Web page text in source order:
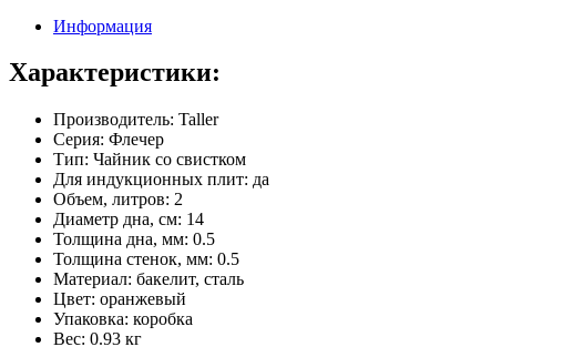
Информация
Характеристики:
Производитель: Taller
Серия: Флечер
Тип: Чайник со свистком
Для индукционных плит: да
Объем, литров: 2
Диаметр дна, см: 14
Толщина дна, мм: 0.5
Толщина стенок, мм: 0.5
Материал: бакелит, сталь
Цвет: оранжевый
Упаковка: коробка
Вес: 0.93 кг